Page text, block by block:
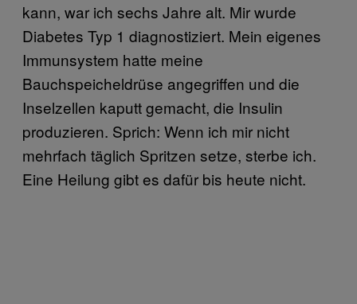
kann, war ich sechs Jahre alt. Mir wurde
Diabetes Typ 1 diagnostiziert. Mein eigenes
Immunsystem hatte meine
Bauchspeicheldrüse angegriffen und die
Inselzellen kaputt gemacht, die Insulin
produzieren. Sprich: Wenn ich mir nicht
mehrfach täglich Spritzen setze, sterbe ich.
Eine Heilung gibt es dafür bis heute nicht.